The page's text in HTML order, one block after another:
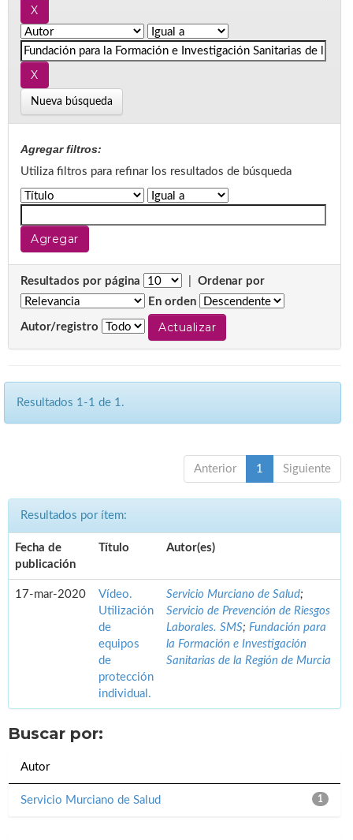
Nueva búsqueda
Agregar filtros:
Utiliza filtros para refinar los resultados de búsqueda
Resultados por página
Ordenar por
En orden
Autor/registro
Resultados 1-1 de 1.
Anterior 1 Siguiente
Resultados por ítem:
Fecha de
publicación
Título Autor(es)
17-mar-2020
Vídeo.
Utilización
de
equipos
de
protección
individual.
Servicio Murciano de Salud;
Servicio de Prevención de Riesgos
Laborales. SMS; Fundación para
la Formación e Investigación
Sanitarias de la Región de Murcia
Buscar por:
Autor
1
Servicio Murciano de Salud